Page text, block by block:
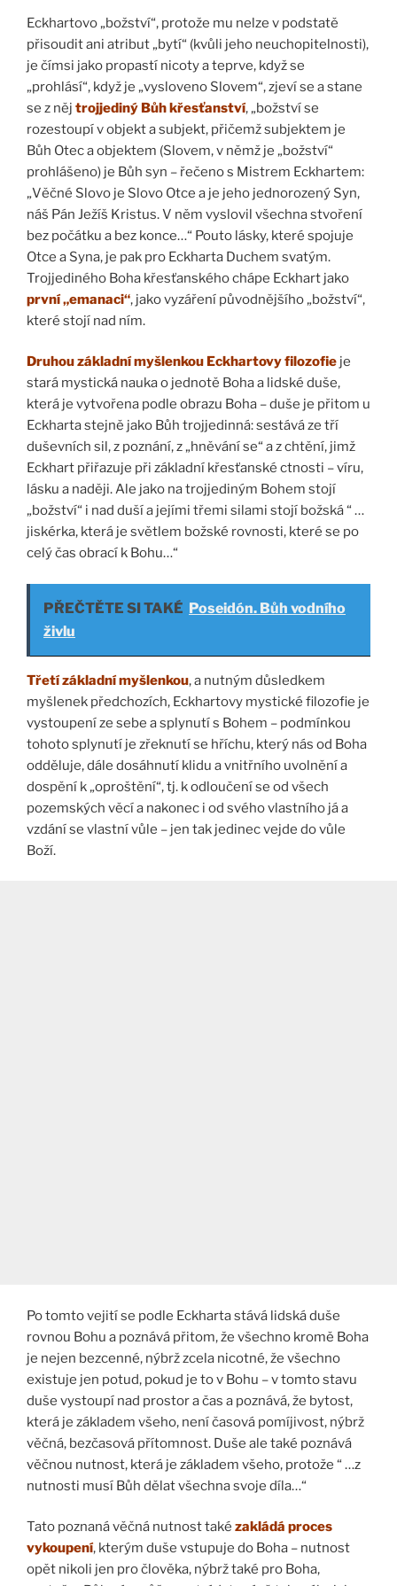
Eckhartovo „božství“, protože mu nelze v podstatě
přisoudit ani atribut „bytí“ (kvůli jeho neuchopitelnosti),
je čímsi jako propastí nicoty a teprve, když se
„prohlásí“, když je „vysloveno Slovem“, zjeví se a stane
se z něj trojjediný Bůh křesťanství, „božství se
rozestoupí v objekt a subjekt, přičemž subjektem je
Bůh Otec a objektem (Slovem, v němž je „božství“
prohlášeno) je Bůh syn – řečeno s Mistrem Eckhartem:
„Věčné Slovo je Slovo Otce a je jeho jednorozený Syn,
náš Pán Ježíš Kristus. V něm vyslovil všechna stvoření
bez počátku a bez konce…“ Pouto lásky, které spojuje
Otce a Syna, je pak pro Eckharta Duchem svatým.
Trojjediného Boha křesťanského chápe Eckhart jako
první „emanaci“, jako vyzáření původnějšího „božství“,
které stojí nad ním.
Druhou základní myšlenkou Eckhartovy filozofie je
stará mystická nauka o jednotě Boha a lidské duše,
která je vytvořena podle obrazu Boha – duše je přitom u
Eckharta stejně jako Bůh trojjedinná: sestává ze tří
duševních sil, z poznání, z „hněvání se“ a z chtění, jimž
Eckhart přiřazuje při základní křesťanské ctnosti – víru,
lásku a naději. Ale jako na trojjediným Bohem stojí
„božství“ i nad duší a jejími třemi silami stojí božská “ …
jiskérka, která je světlem božské rovnosti, které se po
celý čas obrací k Bohu…“
PŘEČTĚTE SI TAKÉ Poseidón. Bůh vodního
živlu
Třetí základní myšlenkou, a nutným důsledkem
myšlenek předchozích, Eckhartovy mystické filozofie je
vystoupení ze sebe a splynutí s Bohem – podmínkou
tohoto splynutí je zřeknutí se hříchu, který nás od Boha
odděluje, dále dosáhnutí klidu a vnitřního uvolnění a
dospění k „oproštění“, tj. k odloučení se od všech
pozemských věcí a nakonec i od svého vlastního já a
vzdání se vlastní vůle – jen tak jedinec vejde do vůle
Boží.
Po tomto vejití se podle Eckharta stává lidská duše
rovnou Bohu a poznává přitom, že všechno kromě Boha
je nejen bezcenné, nýbrž zcela nicotné, že všechno
existuje jen potud, pokud je to v Bohu – v tomto stavu
duše vystoupí nad prostor a čas a poznává, že bytost,
která je základem všeho, není časová pomíjivost, nýbrž
věčná, bezčasová přítomnost. Duše ale také poznává
věčnou nutnost, která je základem všeho, protože “ …z
nutnosti musí Bůh dělat všechna svoje díla…“
Tato poznaná věčná nutnost také zakládá proces
vykoupení, kterým duše vstupuje do Boha – nutnost
opět nikoli jen pro člověka, nýbrž také pro Boha,